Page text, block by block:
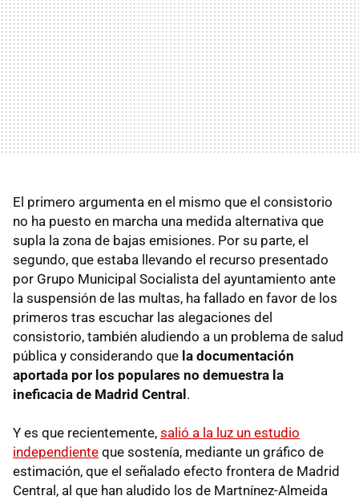
El primero argumenta en el mismo que el consistorio
no ha puesto en marcha una medida alternativa que
supla la zona de bajas emisiones. Por su parte, el
segundo, que estaba llevando el recurso presentado
por Grupo Municipal Socialista del ayuntamiento ante
la suspensión de las multas, ha fallado en favor de los
primeros tras escuchar las alegaciones del
consistorio, también aludiendo a un problema de salud
pública y considerando que la documentación
aportada por los populares no demuestra la
ineficacia de Madrid Central.
Y es que recientemente, salió a la luz un estudio
independiente que sostenía, mediante un gráfico de
estimación, que el señalado efecto frontera de Madrid
Central, al que han aludido los de Martnínez-Almeida